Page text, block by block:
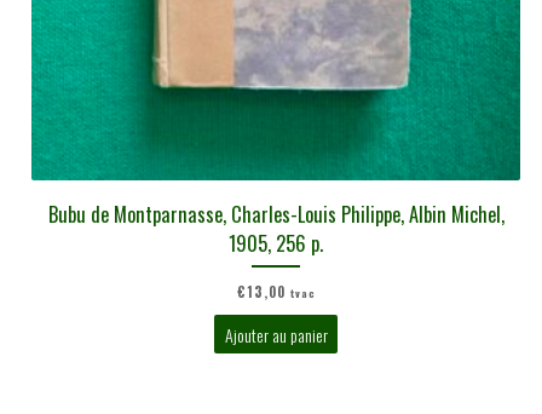
Bubu de Montparnasse, Charles-Louis Philippe, Albin Michel,
1905, 256 p.
€13,00 tvac
Ajouter au panier